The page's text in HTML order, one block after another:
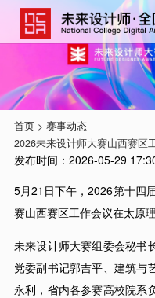
首页> 赛事动态
2026未来设计师大赛山西赛区
发布时间： 2026-05-29
5月21日下午，2026第十四
赛山西赛区工作会议在太原
未来设计师大赛组委会秘书
党委副书记郭吉平、建筑与
永利，省内各参赛高校院系